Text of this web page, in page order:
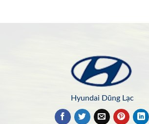
Hyundai Dũng Lạc